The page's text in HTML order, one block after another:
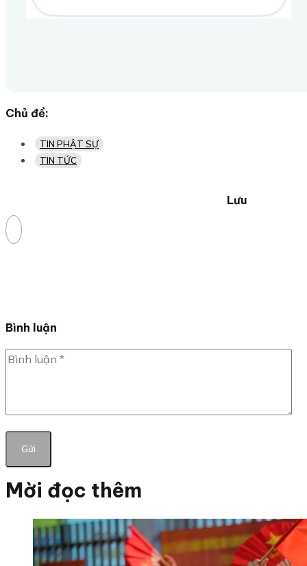
Chủ đề:
TIN PHẬT SỰ
TIN TỨC
Lưu
Bình luận
Mời đọc thêm